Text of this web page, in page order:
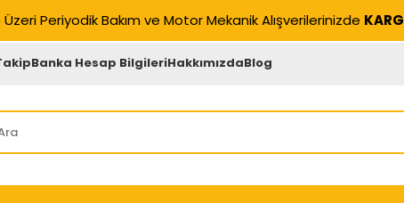
Üzeri Periyodik Bakım ve Motor Mekanik Alışverilerinizde
Banka Hesap BilgileriHakkımızdaBlog